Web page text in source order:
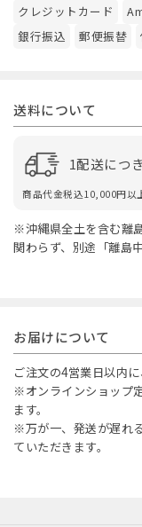
クレジットカード
銀行振込
郵便振替
送料について
1配送につ
商品代金税込10,000円以
※沖縄県全土を含む離
関わらず、別途「離島
お届けについて
ご注文の4営業日以内
※オンラインショップ
ます。
※万が一、発送が遅れ
ていただきます。